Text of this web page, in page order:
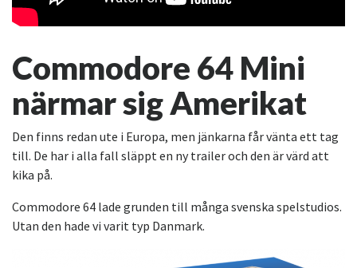
Commodore 64 Mini
närmar sig Amerikat
Den finns redan ute i Europa, men jänkarna får vänta ett tag
till. De har i alla fall släppt en ny trailer och den är värd att
kika på.
Commodore 64 lade grunden till många svenska spelstudios.
Utan den hade vi varit typ Danmark.